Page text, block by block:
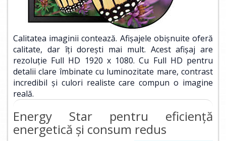
Calitatea imaginii contează. Afişajele obişnuite oferă
calitate, dar îţi doreşti mai mult. Acest afişaj are
rezoluţie Full HD 1920 x 1080. Cu Full HD pentru
detalii clare îmbinate cu luminozitate mare, contrast
incredibil şi culori realiste care compun o imagine
reală.
Energy Star pentru eficienţă
energetică şi consum redus